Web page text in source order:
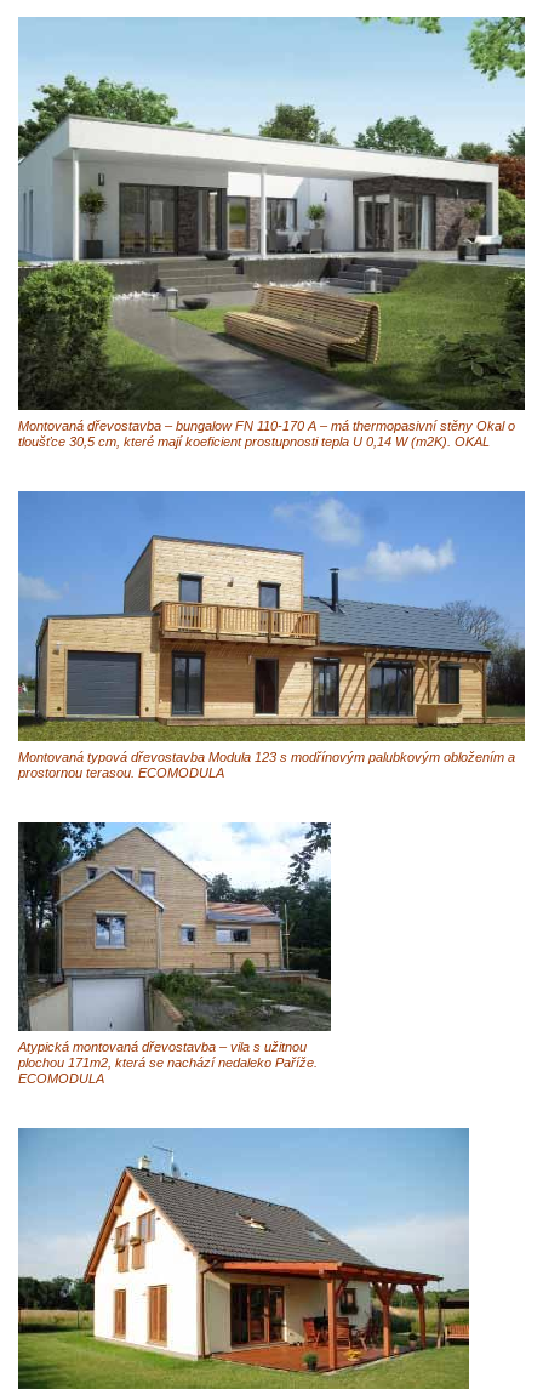
Montovaná dřevostavba – bungalow FN 110-170 A – má thermopasivní stěny Okal o
tloušťce 30,5 cm, které mají koeficient prostupnosti tepla U 0,14 W (m2K). OKAL
Montovaná typová dřevostavba Modula 123 s modřínovým palubkovým obložením a
prostornou terasou. ECOMODULA
Atypická montovaná dřevostavba – vila s užitnou
plochou 171m2, která se nachází nedaleko Paříže.
ECOMODULA